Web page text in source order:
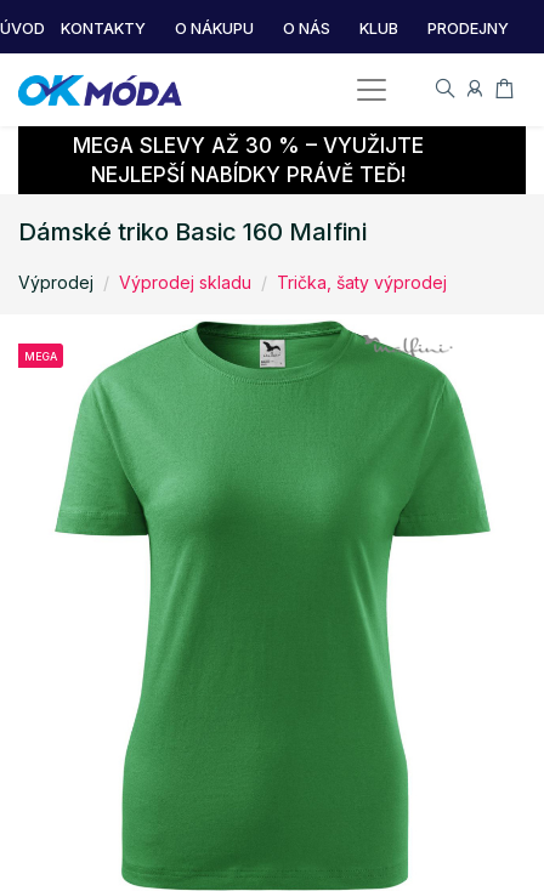
ÚVOD KONTAKTY O NÁKUPU O NÁS KLUB PRODEJNY
MEGA SLEVY AŽ 30 % – VYUŽIJTE
NEJLEPŠÍ NABÍDKY PRÁVĚ TEĎ!
Dámské triko Basic 160 Malfini
Výprodej Výprodej skladu Trička, šaty výprodej
MEGA